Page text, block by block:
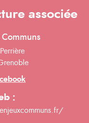
associée
Communs
: